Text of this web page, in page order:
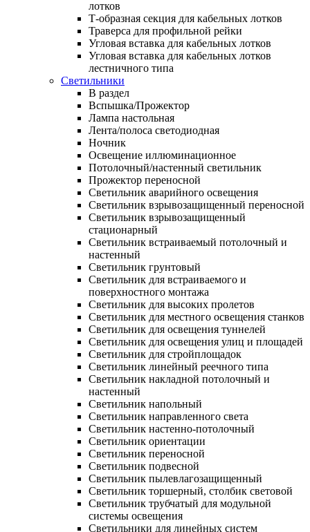
лотков
Т-образная секция для кабельных лотков
Траверса для профильной рейки
Угловая вставка для кабельных лотков
Угловая вставка для кабельных лотков
лестничного типа
Светильники
В раздел
Вспышка/Прожектор
Лампа настольная
Лента/полоса светодиодная
Ночник
Освещение иллюминационное
Потолочный/настенный светильник
Прожектор переносной
Светильник аварийного освещения
Светильник взрывозащищенный переносной
Светильник взрывозащищенный
стационарный
Светильник встраиваемый потолочный и
настенный
Светильник грунтовый
Светильник для встраиваемого и
поверхностного монтажа
Светильник для высоких пролетов
Светильник для местного освещения станков
Светильник для освещения туннелей
Светильник для освещения улиц и площадей
Светильник для стройплощадок
Светильник линейный реечного типа
Светильник накладной потолочный и
настенный
Светильник напольный
Светильник направленного света
Светильник настенно-потолочный
Светильник ориентации
Светильник переносной
Светильник подвесной
Светильник пылевлагозащищенный
Светильник торшерный, столбик световой
Светильник трубчатый для модульной
системы освещения
Светильники для линейных систем